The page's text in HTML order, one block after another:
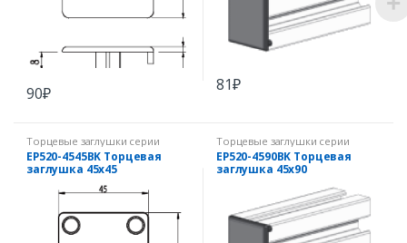
90₽ 81₽
Торцевые заглушки серии
EcoPRO
EP520-4545BK Торцевая
заглушка 45х45
Торцевые заглушки серии
EcoPRO
EP520-4590BK Торцевая
заглушка 45х90